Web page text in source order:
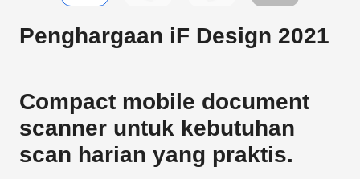
Penghargaan iF Design 2021
Compact mobile document
scanner untuk kebutuhan
scan harian yang praktis.